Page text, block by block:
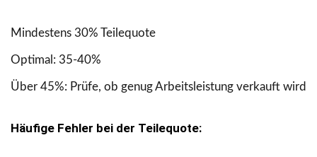
Mindestens 30% Teilequote
Optimal: 35-40%
Über 45%: Prüfe, ob genug Arbeitsleistung verkauft wird
Häufige Fehler bei der Teilequote: